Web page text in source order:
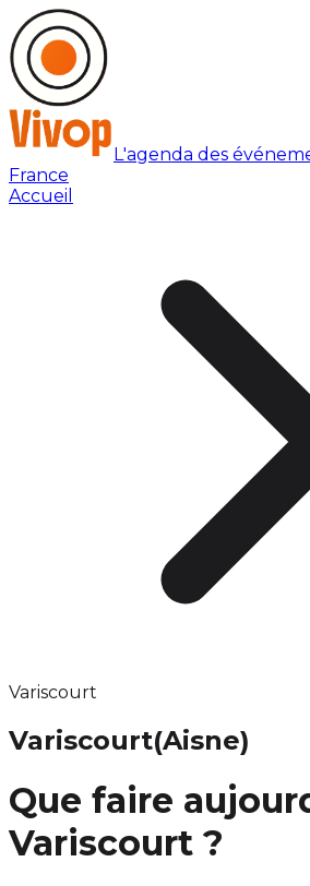
L'agenda des
France
Accueil
Variscourt
Variscourt(Aisne)
Que faire
Variscourt ?